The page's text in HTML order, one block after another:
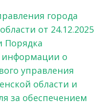
города
от 24.12.2025
Порядка
информации о
управления
области и
за обеспечением